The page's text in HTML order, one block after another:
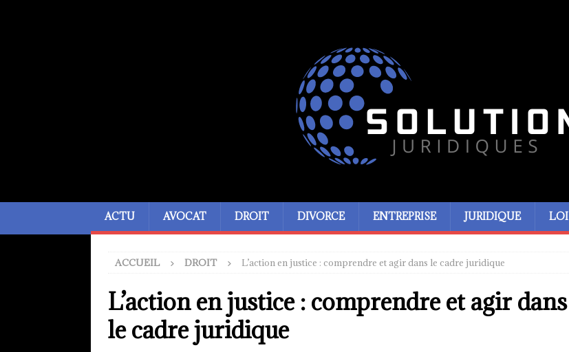
ACTU AVOCAT DROIT DIVORCE ENTREPRISE JURIDIQUE LOI
ACCUEIL DROIT L’action en justice : comprendre et agir dans le cadre juridique
L’action en justice : comprendre et agir dans
le cadre juridique